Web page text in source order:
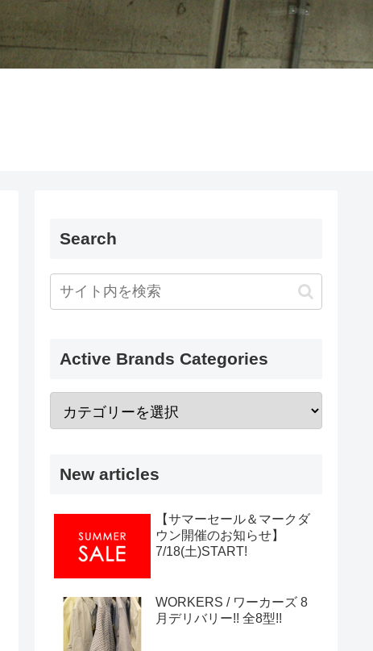
Search
Active Brands Categories
New articles
【サマーセール＆マークダ
ウン開催のお知らせ】
7/18(土)START!
WORKERS / ワーカーズ 8
月デリバリー!! 全8型!!